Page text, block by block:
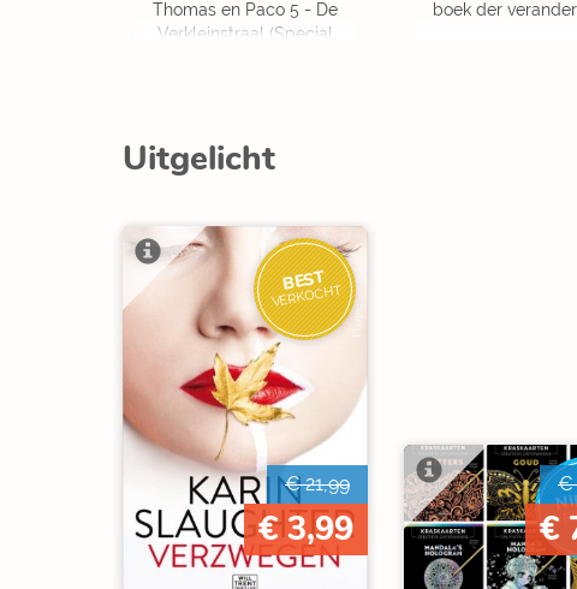
Thomas en Paco 5 - De
Verkleinstraal (Special
boek der
Uitgelicht
BEST
VERKOCHT
€ 21,99
€ 3,99
€
€